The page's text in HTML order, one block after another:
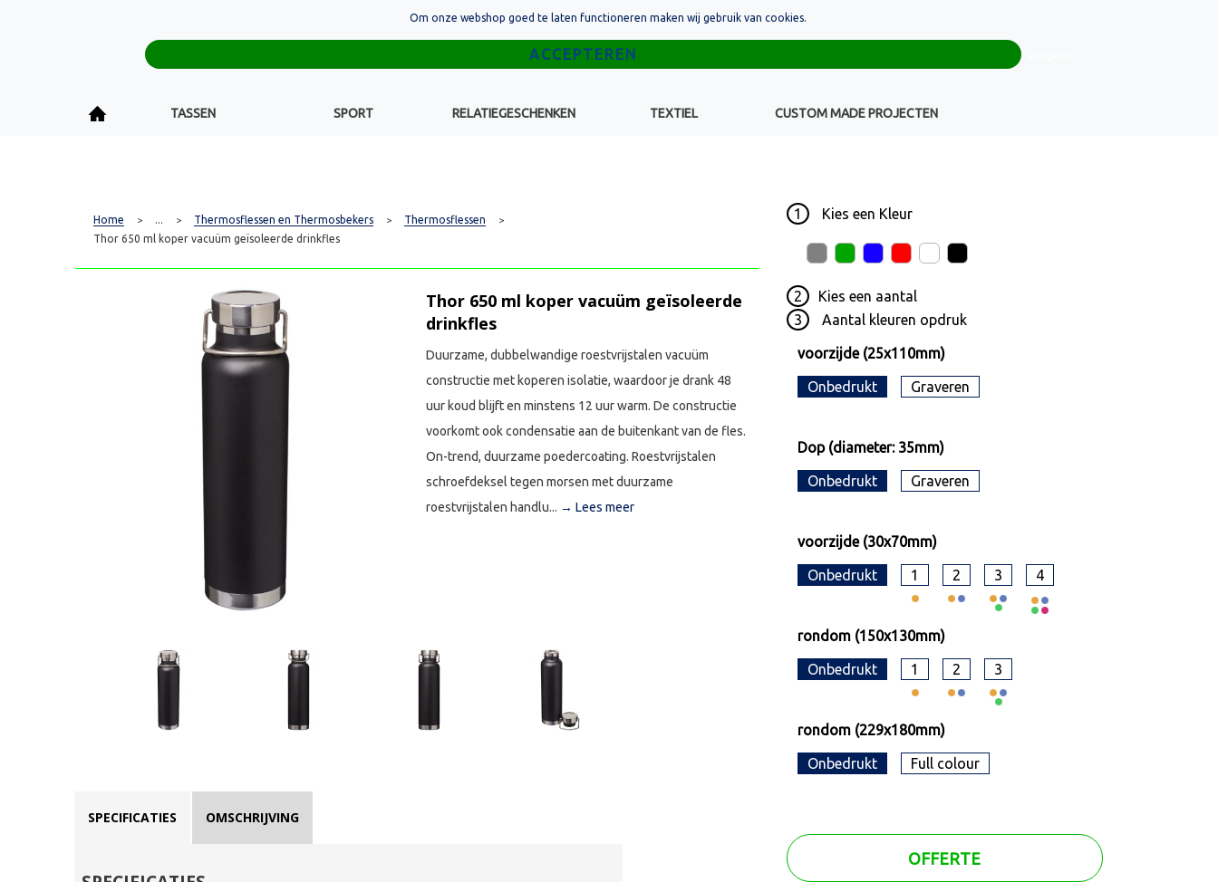
+32(0)16 43 54 19
TASSEN SPORT RELATIEGESCHENKEN TEXTIEL CUSTOM MADE PROJECTEN
Home > ... > Thermosflessen en Thermosbekers > Thermosflessen >
Thor 650 ml koper vacuüm geïsoleerde drinkfles
1 Kies een Kleur
2 Kies een aantal
3
Aantal kleuren opdruk
voorzijde (25x110mm)
Onbedrukt Graveren
Dop (diameter: 35mm)
Onbedrukt Graveren
voorzijde (30x70mm)
Onbedrukt 1 2 3 4
rondom (150x130mm)
Onbedrukt 1 2 3
rondom (229x180mm)
Onbedrukt Full colour
OFFERTE
Thor 650 ml koper vacuüm geïsoleerde
drinkfles
Duurzame, dubbelwandige roestvrijstalen vacuüm
constructie met koperen isolatie, waardoor je drank 48
uur koud blijft en minstens 12 uur warm. De constructie
voorkomt ook condensatie aan de buitenkant van de fles.
On-trend, duurzame poedercoating. Roestvrijstalen
schroefdeksel tegen morsen met duurzame
roestvrijstalen handlu... → Lees meer
SPECIFICATIES OMSCHRIJVING
Om onze webshop goed te laten functioneren maken wij gebruik van cookies.